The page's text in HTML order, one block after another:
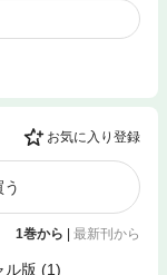
お気に入り登録
1巻から | 最新刊から
版 (1)